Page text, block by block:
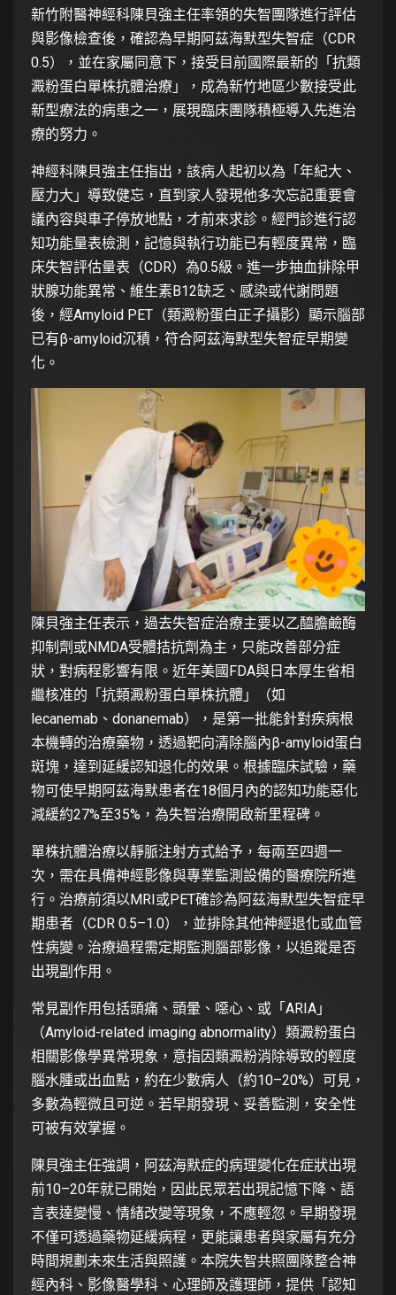
新竹附醫神經科陳貝強主任率領的失智團隊進行評估
與影像檢查後，確認為早期阿茲海默型失智症（CDR
0.5），並在家屬同意下，接受目前國際最新的「抗類
澱粉蛋白單株抗體治療」，成為新竹地區少數接受此
新型療法的病患之一，展現臨床團隊積極導入先進治
療的努力。
神經科陳貝強主任指出，該病人起初以為「年紀大、
壓力大」導致健忘，直到家人發現他多次忘記重要會
議內容與車子停放地點，才前來求診。經門診進行認
知功能量表檢測，記憶與執行功能已有輕度異常，臨
床失智評估量表（CDR）為0.5級。進一步抽血排除甲
狀腺功能異常、維生素B12缺乏、感染或代謝問題
後，經Amyloid PET（類澱粉蛋白正子攝影）顯示腦部
已有β-amyloid沉積，符合阿茲海默型失智症早期變
化。
陳貝強主任表示，過去失智症治療主要以乙醯膽鹼酶
抑制劑或NMDA受體拮抗劑為主，只能改善部分症
狀，對病程影響有限。近年美國FDA與日本厚生省相
繼核准的「抗類澱粉蛋白單株抗體」（如
lecanemab、donanemab），是第一批能針對疾病根
本機轉的治療藥物，透過靶向清除腦內β-amyloid蛋白
斑塊，達到延緩認知退化的效果。根據臨床試驗，藥
物可使早期阿茲海默患者在18個月內的認知功能惡化
減緩約27%至35%，為失智治療開啟新里程碑。
單株抗體治療以靜脈注射方式給予，每兩至四週一
次，需在具備神經影像與專業監測設備的醫療院所進
行。治療前須以MRI或PET確診為阿茲海默型失智症早
期患者（CDR 0.5–1.0），並排除其他神經退化或血管
性病變。治療過程需定期監測腦部影像，以追蹤是否
出現副作用。
常見副作用包括頭痛、頭暈、噁心、或「ARIA」
（Amyloid-related imaging abnormality）類澱粉蛋白
相關影像學異常現象，意指因類澱粉消除導致的輕度
腦水腫或出血點，約在少數病人（約10–20%）可見，
多數為輕微且可逆。若早期發現、妥善監測，安全性
可被有效掌握。
陳貝強主任強調，阿茲海默症的病理變化在症狀出現
前10–20年就已開始，因此民眾若出現記憶下降、語
言表達變慢、情緒改變等現象，不應輕忽。早期發現
不僅可透過藥物延緩病程，更能讓患者與家屬有充分
時間規劃未來生活與照護。本院失智共照團隊整合神
經內科、影像醫學科、心理師及護理師，提供「認知